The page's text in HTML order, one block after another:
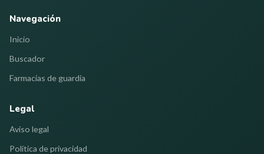
Navegación
Inicio
Buscador
Farmacias de guardia
Legal
Aviso legal
Política de privacidad